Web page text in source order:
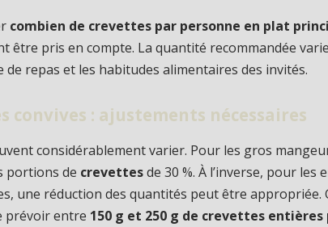
combien de crevettes par personne en plat
être pris en compte. La quantité recommandée
de repas et les habitudes alimentaires des invités.
convives : ajustements nécessaires
considérablement varier. Pour les gros
portions de crevettesde 30 %. À l’inverse, pour les
une réduction des quantités peut être appropriée.
prévoir entre 150 g et 250 g de crevettes entières